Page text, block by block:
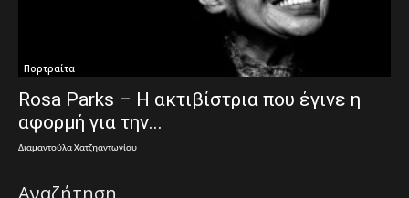
Πορτραίτα
Rosa Parks – Η ακτιβίστρια που έγινε η
αφορμή για την...
Διαμαντούλα Χατζηαντωνίου